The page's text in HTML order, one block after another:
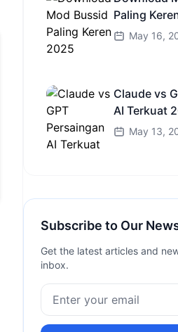
Paling
Mobil Bus
May 16,
Claude vs
AI Terkuat
LebihMay 13,
Subscribe to Our
Get the latest articles and
inbox.